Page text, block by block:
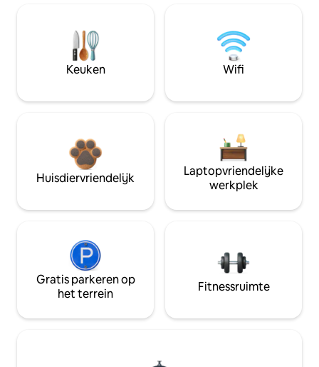
Keuken Wifi
Huisdiervriendelijk
Laptopvriendelijke
werkplek
Gratis parkeren op
het terrein
Fitnessruimte